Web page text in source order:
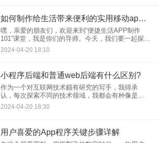
如何制作给生活带来便利的实用移动app？
嘿，亲爱的朋友们，欢迎来到“便捷生活APP制作
101”课堂，我是你们的导师。今天，我们要一起探索
如何打造那些能够简化我们日常琐事，甚至为生活
添彩的实用移动APP。在这个以指尖滑动改变世界
2024-04-20 18:10
小程序后端和普通web后端有什么区别?
作为一个对互联网技术颇有研究的写手，我得承
认，每次探索不同的技术领域，我都会有种像是探
险家发现新大陆的兴奋感。今天，我们就来聊聊那
些不为人知的幕后英雄——小程序后端和普通Web
2024-04-20 18:30
用户喜爱的App程序关键步骤详解